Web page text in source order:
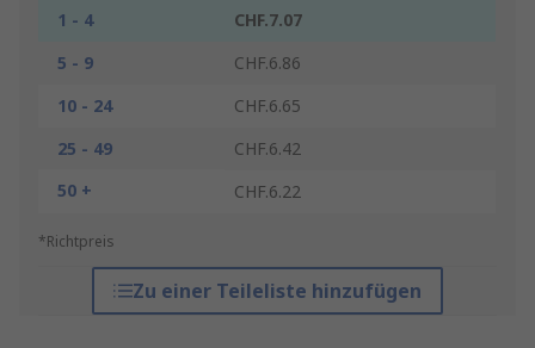
1 - 4
CHF.7.07
5 - 9
CHF.6.86
10 - 24
CHF.6.65
25 - 49
CHF.6.42
50 +
CHF.6.22
*Richtpreis
Zu einer Teileliste hinzufügen